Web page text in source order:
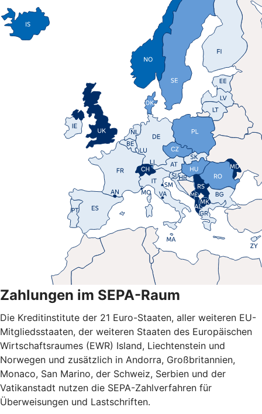
Zahlungen im SEPA-Raum
Die Kreditinstitute der 21 Euro-Staaten, aller weiteren EU-
Mitgliedsstaaten, der weiteren Staaten des Europäischen
Wirtschaftsraumes (EWR) Island, Liechtenstein und
Norwegen und zusätzlich in Andorra, Großbritannien,
Monaco, San Marino, der Schweiz, Serbien und der
Vatikanstadt nutzen die SEPA-Zahlverfahren für
Überweisungen und Lastschriften.